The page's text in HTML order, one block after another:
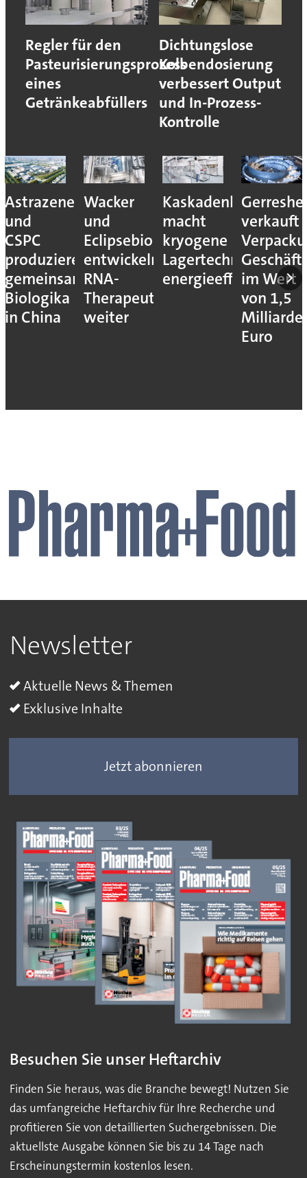
Regler für den
Pasteurisierungsprozess
eines
Getränkeabfüllers
Dichtungslose
Kolbendosierung
verbessert Output
und In-Prozess-
Kontrolle
Astrazeneca
und
CSPC
produzieren
gemeinsam
Biologika
in China
Wacker
und
Eclipsebio
entwickeln
RNA-
Therapeutika
weiter
Kaskadenkonzept
macht
kryogene
Lagertechnik
energieeffizienter
verkauft
im Wert
von 1,5
Euro
Newsletter
Aktuelle News & Themen
Exklusive Inhalte
Jetzt abonnieren
Besuchen Sie unser Heftarchiv
Finden Sie heraus, was die Branche bewegt! Nutzen Sie
das umfangreiche Heftarchiv für Ihre Recherche und
profitieren Sie von detaillierten Suchergebnissen. Die
aktuellste Ausgabe können Sie bis zu 14 Tage nach
Erscheinungstermin kostenlos lesen.